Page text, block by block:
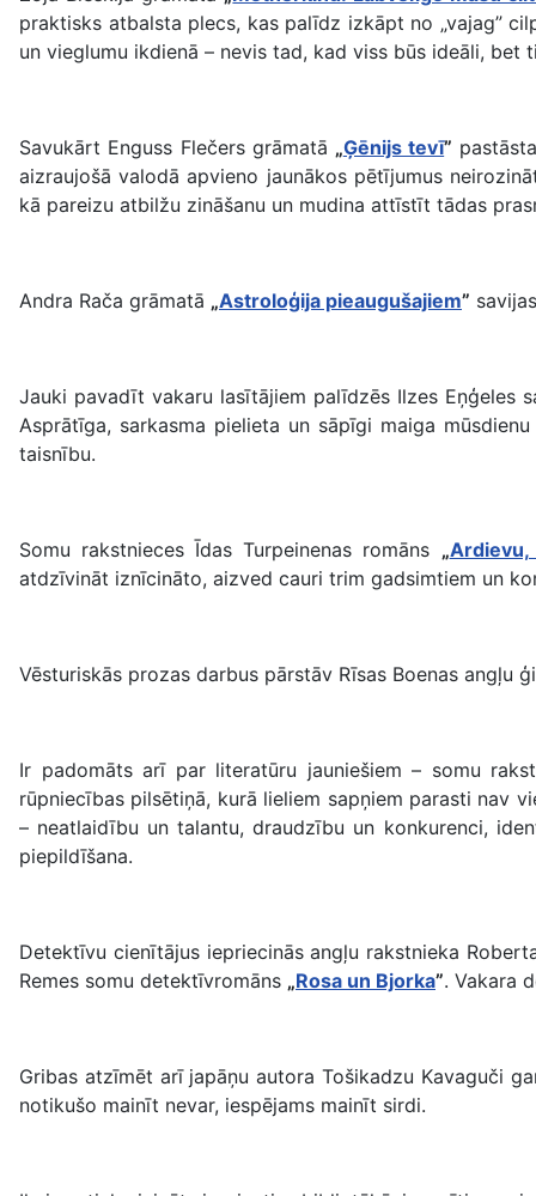
praktisks atbalsta plecs, kas palīdz izkāpt no „vajag”
un vieglumu ikdienā – nevis tad, kad viss būs ideāli, bet
Savukārt Enguss Flečers grāmatā „Ģēnijs tevī”
aizraujošā valodā apvieno jaunākos pētījumus
kā pareizu atbilžu zināšanu un mudina attīstīt tādas
Andra Rača grāmatā „Astroloģija pieaugušajiem”
Jauki pavadīt vakaru lasītājiem palīdzēs Ilzes Eņģeles
Asprātīga, sarkasma pielieta un sāpīgi maiga
taisnību.
Somu rakstnieces Īdas Turpeinenas romāns „Ardievu,
atdzīvināt iznīcināto, aizved cauri trim gadsimtiem un
Vēsturiskās prozas darbus pārstāv Rīsas Boenas angļu
Ir padomāts arī par literatūru jauniešiem – somu
rūpniecības pilsētiņā, kurā lieliem sapņiem parasti nav
– neatlaidību un talantu, draudzību un konkurenci,
piepildīšana.
Detektīvu cienītājus iepriecinās angļu rakstnieka
Remes somu detektīvromāns „Rosa un Bjorka”. Vakara
Gribas atzīmēt arī japāņu autora Tošikadzu Kavaguči
notikušo mainīt nevar, iespējams mainīt sirdi.